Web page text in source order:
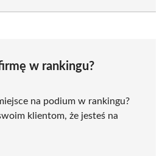
w rankingu?
na podium w rankingu?
klientom, że jesteś na